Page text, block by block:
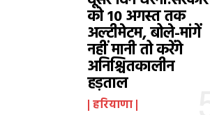
को 10 अगस्त तक
अल्टीमेटम, बोले-मांगें
नहीं मानी तो करेंगे
अनिश्चितकालीन
हड़ताल
हरियाणा